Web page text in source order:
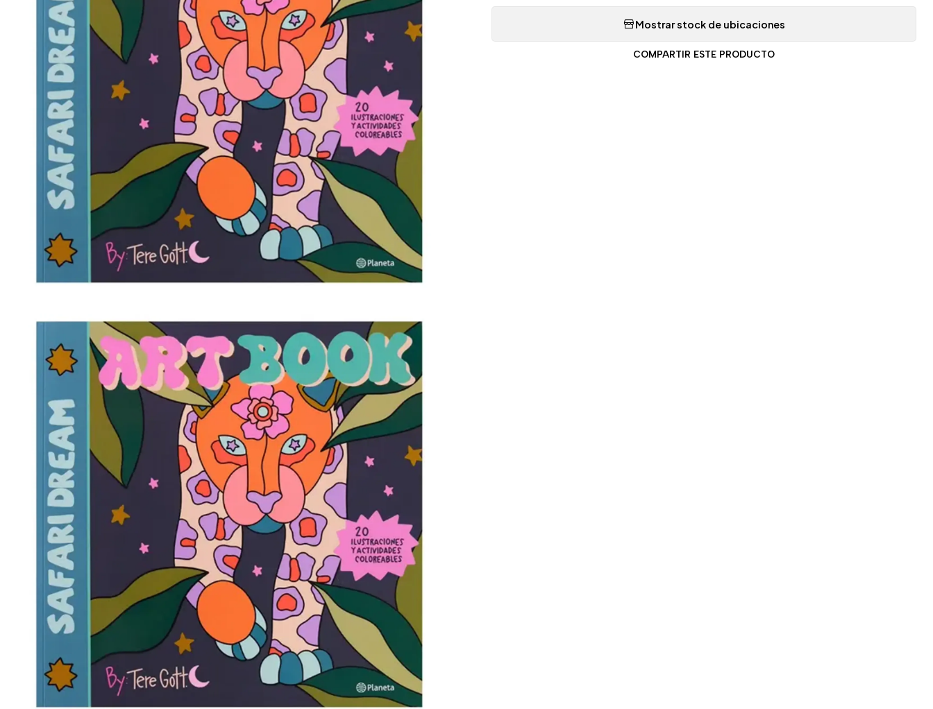
Mostrar stock de ubicaciones
COMPARTIR ESTE PRODUCTO